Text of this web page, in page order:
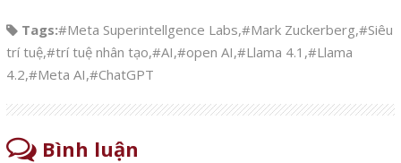
Tags:#Meta Superintellgence Labs,#Mark Zuckerberg,#Siêu
trí tuệ,#trí tuệ nhân tạo,#AI,#open AI,#Llama 4.1 ,#Llama
4.2,#Meta AI,#ChatGPT
Bình luận